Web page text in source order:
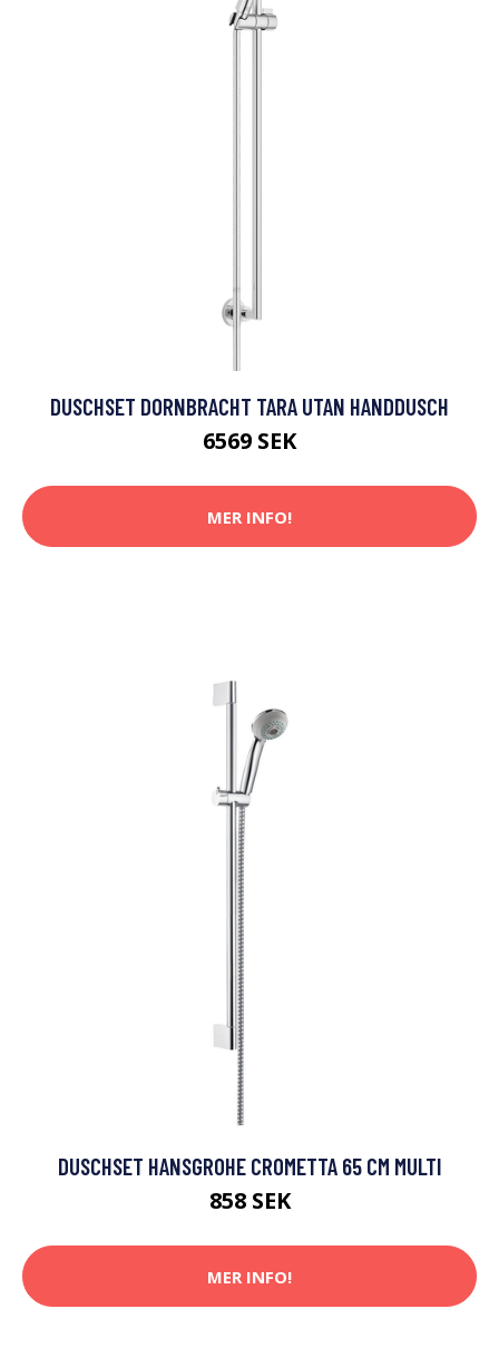
DUSCHSET DORNBRACHT TARA UTAN HANDDUSCH
6569 SEK
MER INFO!
DUSCHSET HANSGROHE CROMETTA 65 CM MULTI
858 SEK
MER INFO!